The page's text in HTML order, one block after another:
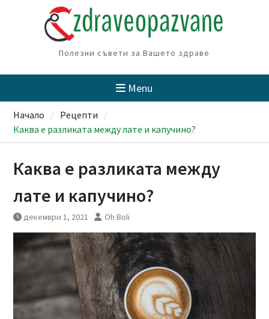
Полезни съвети за Вашето здраве
Menu
Начало
Рецепти
Каква е разликата между лате и капучино?
Каква е разликата между
лате и капучино?
декември 1, 2021 Oh Boli